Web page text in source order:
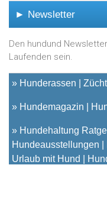
► Newsletter
Den hundund
Laufenden sein.
» Hunderassen
» Hundemagazin
» Hundehaltung
Hundeausstellungen
Urlaub mit Hund